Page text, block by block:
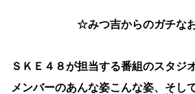
☆みつ吉からのガチな
ＳＫＥ４８が担当する番組のスタジ
メンバーのあんな姿こんな姿、 そし